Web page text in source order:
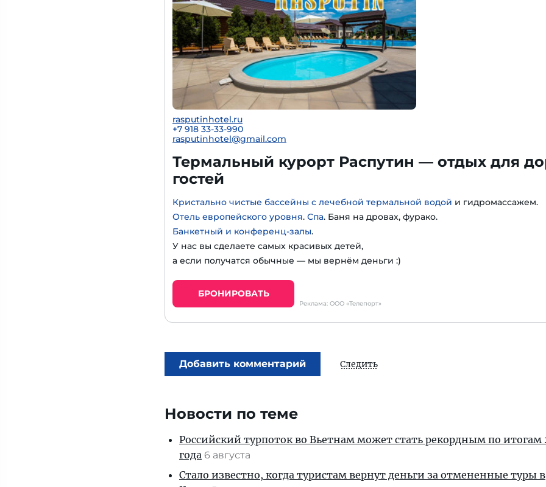
rasputinhotel.ru
+7 918 33-33-990
rasputinhotel@gmail.com
Термальный курорт Распутин — отдых для
гостей
Кристально чистые бассейны с лечебной термальной водой и гидромассажем.
Отель европейского уровня. Спа. Баня на дровах, фурако.
Банкетный и конференц-залы.
У нас вы сделаете самых красивых детей,
а если получатся обычные — мы вернём деньги :)
БРОНИРОВАТЬ
Реклама: ООО «Телепорт»
Добавить комментарий Следить
Новости по теме
Российский турпоток во Вьетнам может стать рекордным по итогам
года 6 августа
Стало известно, когда туристам вернут деньги за отмененные туры в